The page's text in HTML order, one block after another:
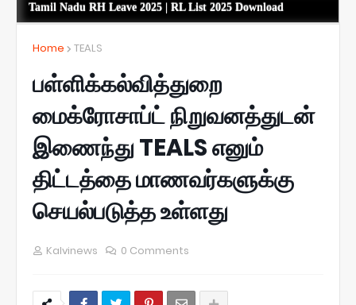
Tamil Nadu RH Leave 2025 | RL List 2025 Download
Home TEALS
பள்ளிக்கல்வித்துறை
மைக்ரோசாப்ட் நிறுவனத்துடன்
இணைந்து TEALS எனும்
திட்டத்தை மாணவர்களுக்கு
செயல்படுத்த உள்ளது
Kalvinews 0 Comments